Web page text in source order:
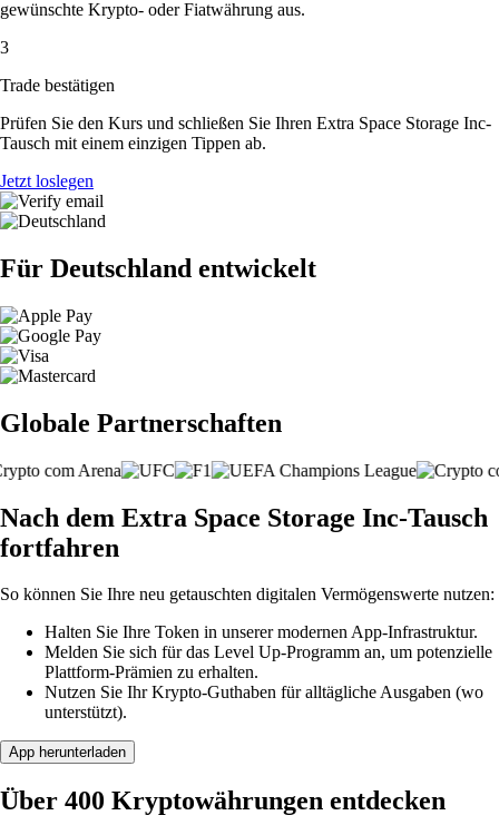
gewünschte Krypto- oder Fiatwährung aus.
3
Trade bestätigen
Prüfen Sie den Kurs und schließen Sie Ihren Extra Space Storage Inc-
Tausch mit einem einzigen Tippen ab.
Jetzt loslegen
Für Deutschland entwickelt
Globale Partnerschaften
Nach dem Extra Space Storage Inc-Tausch
fortfahren
So können Sie Ihre neu getauschten digitalen Vermögenswerte nutzen:
Halten Sie Ihre Token in unserer modernen App-Infrastruktur.
Melden Sie sich für das Level Up-Programm an, um potenzielle
Plattform-Prämien zu erhalten.
Nutzen Sie Ihr Krypto-Guthaben für alltägliche Ausgaben (wo
unterstützt).
App herunterladen
Über 400 Kryptowährungen entdecken